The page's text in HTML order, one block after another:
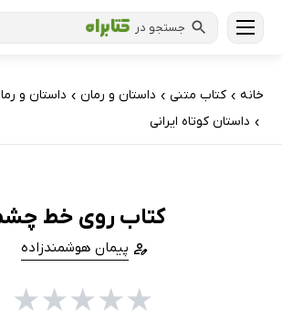
جستجو در
خانه › کتاب‌ متنی › داستان و رمان › داستان و
› داستان کوتاه ایرانی
کتاب روی خط
پیمان هوشمندزاده
★
★
★
★
★